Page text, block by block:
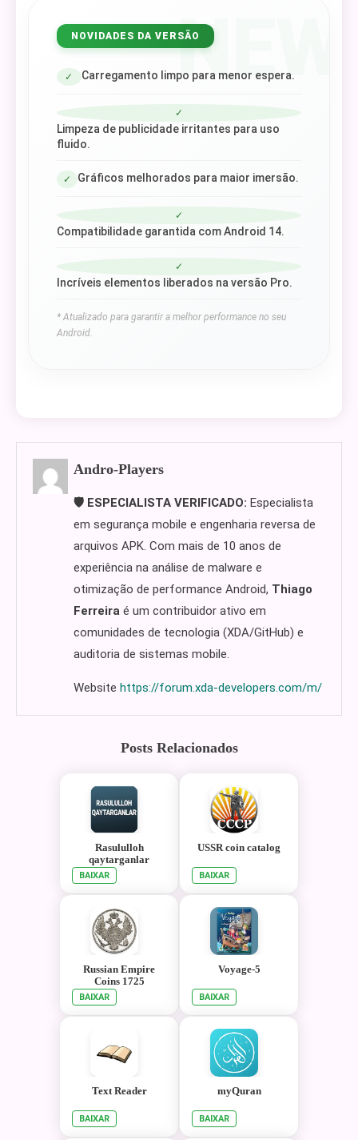
NEW
NOVIDADES DA VERSÃO
✓ Carregamento limpo para menor espera.
✓
Limpeza de publicidade irritantes para uso
fluido.
✓ Gráficos melhorados para maior imersão.
✓
Compatibilidade garantida com Android 14.
✓
Incríveis elementos liberados na versão Pro.
* Atualizado para garantir a melhor performance no seu
Android.
Andro-Players
🛡️ ESPECIALISTA VERIFICADO: Especialista
em segurança mobile e engenharia reversa de
arquivos APK. Com mais de 10 anos de
experiência na análise de malware e
otimização de performance Android, Thiago
Ferreira é um contribuidor ativo em
comunidades de tecnologia (XDA/GitHub) e
auditoria de sistemas mobile.
Website https://forum.xda-developers.com/m/
Posts Relacionados
Rasululloh
qaytarganlar
BAIXAR
USSR coin catalog
BAIXAR
Russian Empire
Coins 1725
BAIXAR
Voyage-5
BAIXAR
Text Reader
BAIXAR
myQuran
BAIXAR